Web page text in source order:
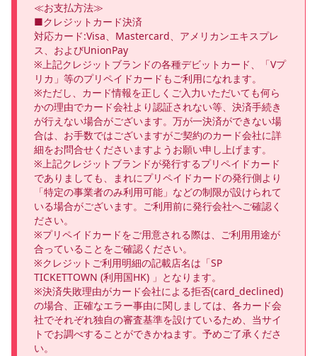
≪お支払方法≫
■クレジットカード決済
対応カード:Visa、Mastercard、アメリカンエキスプレ
ス、およびUnionPay
※上記クレジットブランドの各種デビットカード、「Vプ
リカ」等のプリペイドカードもご利用になれます。
※ただし、カード情報を正しくご入力いただいても何ら
かの理由でカード会社より認証されない等、決済手続き
が行えない場合がございます。万が一決済ができない場
合は、お手数ではございますがご契約のカード会社に詳
細をお問合せくださいますようお願い申し上げます。
※上記クレジットブランドが発行するプリペイドカード
でありましても、まれにプリペイドカードの発行側より
「特定の事業者のみ利用可能」などの制限が設けられて
いる場合がございます。ご利用前に発行会社へご確認く
ださい。
※プリペイドカードをご用意される際は、ご利用用途が
合っていることをご確認ください。
※クレジットご利用明細の記載店名は「SP
TICKETTOWN (利用国HK) 」となります。
※決済失敗理由がカード会社による拒否(card_declined)
の場合、正確なエラー事由に関しましては、各カード会
社でそれぞれ独自の審査基準を設けているため、当サイ
トでお調べすることができかねます。予めご了承くださ
い。